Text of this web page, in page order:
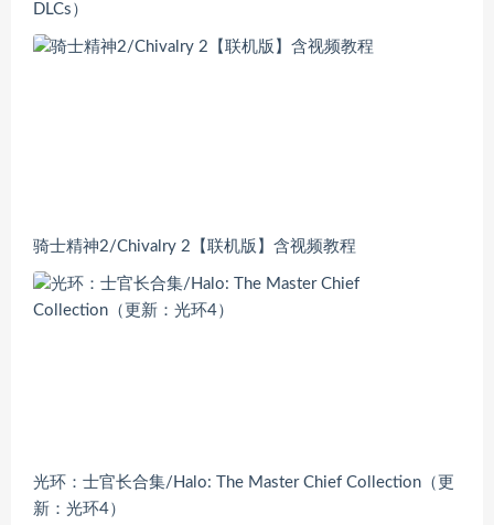
DLCs）
骑士精神2/Chivalry 2【联机版】含视频教程
光环：士官长合集/Halo: The Master Chief Collection（更
新：光环4）